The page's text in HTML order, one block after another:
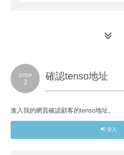
STEP
2
確認tenso地址
進入我的網頁確認顧客的tenso地址。
登入